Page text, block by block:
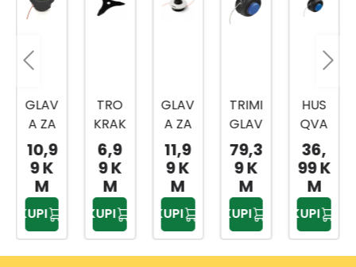
GLAV
A ZA
TRIM
ER
CRN
O-
ŽUTA
PROF
I
10,9
9 K
M
KUPI
TRO
KRAK
MET
ALNI
NOŽ
ZA
TRIM
ER
6,9
9 K
M
KUPI
GLAV
A ZA
TRIM
ER
VP118
7
11,9
9 K
M
KUPI
TRIMI
GLAV
A
T45X
M12
79,3
9 K
M
KUPI
HUS
QVA
RNA
TRIMI
GLAV
A
T25(
L)
M10
36,
99 K
M
KUPI